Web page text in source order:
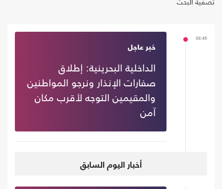
08:45
خبر عاجل
الداخلية البحرينية: إطلاق
صفارات الإنذار ونرجو المواطنين
والمقيمين التوجه لأقرب مكان
آمن
أخبار اليوم السابق